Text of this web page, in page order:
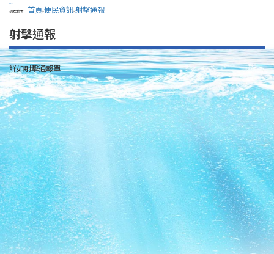
:::
現在位置： 首頁>便民資訊>射擊通報
射擊通報
詳如射擊通報單